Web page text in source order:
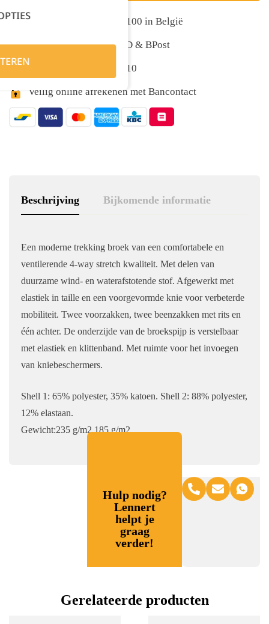
Gratis levering vanaf €100 in België
Snelle levering met DPD & BPost
Klanten geven ons 9,5/10
Veilig online afrekenen met Bancontact
Beschrijving Bijkomende informatie
Een moderne trekking broek van een comfortabele en
ventilerende 4-way stretch kwaliteit. Met delen van
duurzame wind- en waterafstotende stof. Afgewerkt met
elastiek in taille en een voorgevormde knie voor verbeterde
mobiliteit. Twee voorzakken, twee beenzakken met rits en
één achter. De onderzijde van de broekspijp is verstelbaar
met elastiek en klittenband. Met ruimte voor het invoegen
van kniebeschermers.
Shell 1: 65% polyester, 35% katoen. Shell 2: 88% polyester,
12% elastaan.
Gewicht:235 g/m2 185 g/m2
Hulp nodig?
Lennert
helpt je
graag
verder!
Gerelateerde producten